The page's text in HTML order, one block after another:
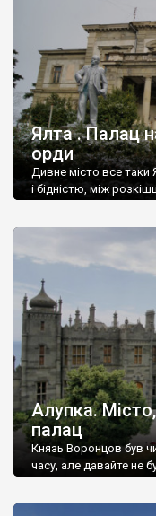
Ялта . Палац
орди
Дивне місто все таки
і бідністю, між
Алупка.
палац
Князь Воронцов був
часу, але давайте не